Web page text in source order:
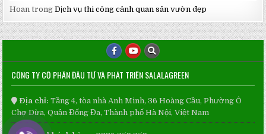
Hoan trongDịch vụ thi công cảnh quan sân vườn đẹp
CÔNG TY CỔ PHẦN ĐẦU TƯ VÀ PHÁT TRIỂN SALALAGREEN
Địa chỉ: Tầng 4, tòa nhà Anh Minh, 36 Hoàng Cầu, Phường Ô
Chợ Dừa, Quận Đống Đa, Thành phố Hà Nội, Việt Nam